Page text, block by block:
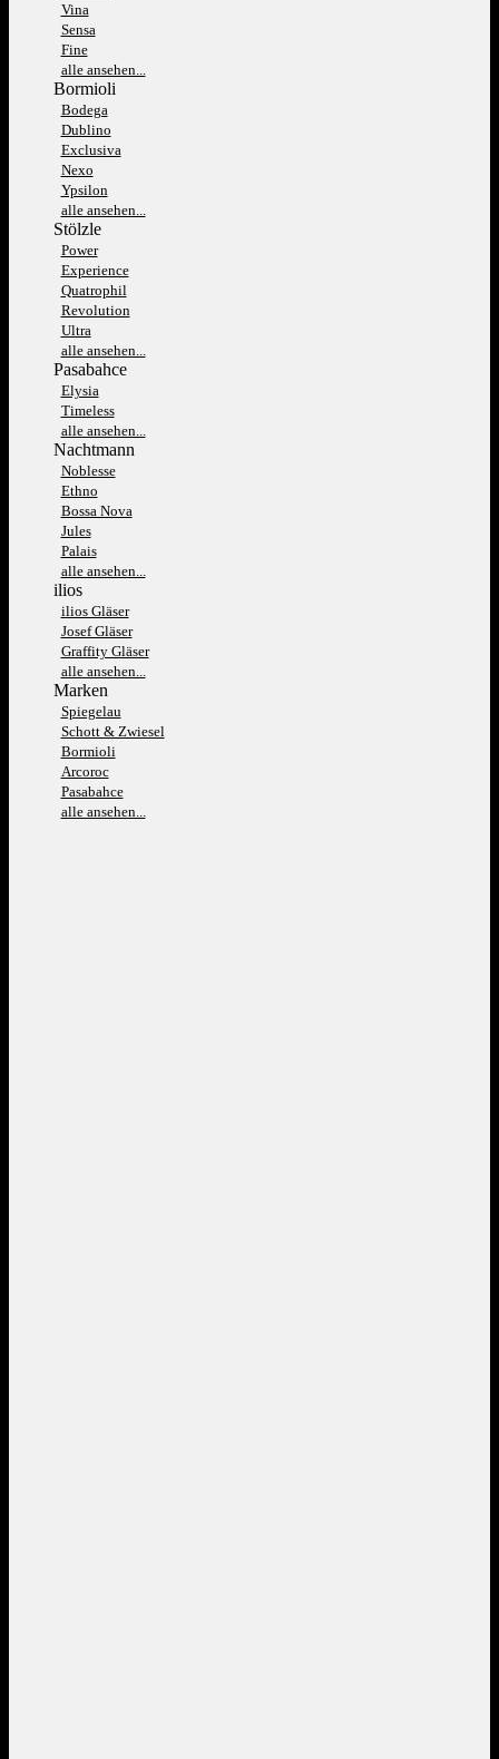
Vina
Sensa
Fine
alle ansehen...
Bormioli
Bodega
Dublino
Exclusiva
Nexo
Ypsilon
alle ansehen...
Stölzle
Power
Experience
Quatrophil
Revolution
Ultra
alle ansehen...
Pasabahce
Elysia
Timeless
alle ansehen...
Nachtmann
Noblesse
Ethno
Bossa Nova
Jules
Palais
alle ansehen...
ilios
ilios Gläser
Josef Gläser
Graffity Gläser
alle ansehen...
Marken
Spiegelau
Schott & Zwiesel
Bormioli
Arcoroc
Pasabahce
alle ansehen...